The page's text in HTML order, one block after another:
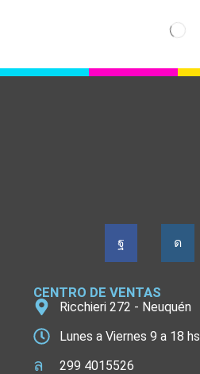
CENTRO DE VENTAS
Ricchieri 272 - Neuquén
Lunes a Viernes 9 a 18 hs
299 4015526